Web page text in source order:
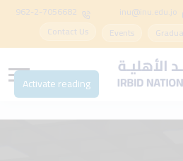
inu@inu.edu.jo
962-2-7056682
Events
Contact Us
Activate reading